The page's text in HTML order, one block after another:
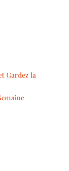
Gardez la